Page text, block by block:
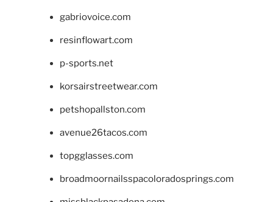
gabriovoice.com
resinflowart.com
p-sports.net
korsairstreetwear.com
petshopallston.com
avenue26tacos.com
topgglasses.com
broadmoornailsspacoloradosprings.com